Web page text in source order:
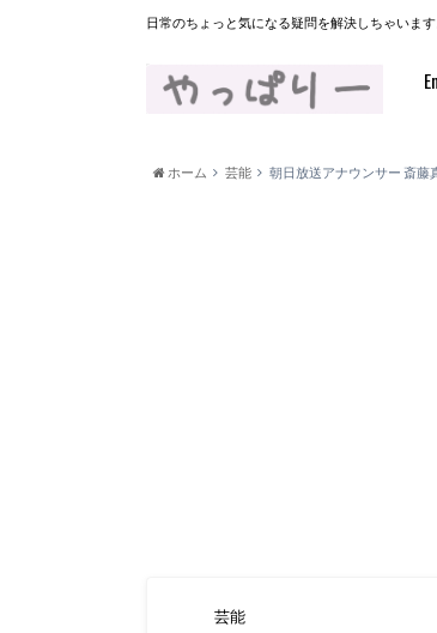
日常のちょっと気になる疑問を解決しちゃいます
ホーム 芸能 朝日放送アナウンサー 斎藤
芸能